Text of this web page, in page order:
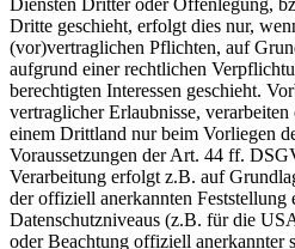
Diensten Dritter oder Offenlegung,
Dritte geschieht, erfolgt dies nur,
(vor)vertraglichen Pflichten, auf
aufgrund einer rechtlichen
berechtigten Interessen geschieht.
vertraglicher Erlaubnisse,
einem Drittland nur beim Vorliegen
Voraussetzungen der Art. 44 ff.
Verarbeitung erfolgt z.B. auf
der offiziell anerkannten Feststellung
Datenschutzniveaus (z.B. für die
oder Beachtung offiziell anerkannter